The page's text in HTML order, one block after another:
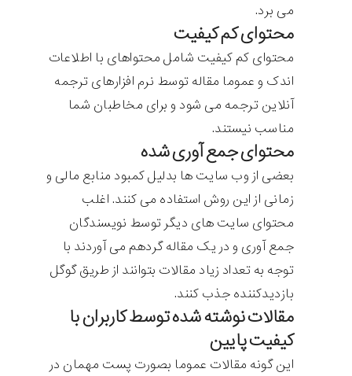
می برد.
محتوای کم کیفیت
محتوای کم کیفیت شامل محتواهای با اطلاعات
اندک و عموما مقاله توسط نرم افزارهای ترجمه
آنلاین ترجمه می شود و برای مخاطبان شما
مناسب نیستند.
محتوای جمع آوری شده
بعضی از وب سایت ها بدلیل کمبود منابع مالی و
زمانی از این روش استفاده می کنند. اغلب
محتوای سایت های دیگر توسط نویسندگان
جمع آوری و در یک مقاله گردهم می آوردند با
توجه به تعداد زیاد مقالات بتوانند از طریق گوگل
بازدیدکننده جذب کنند.
مقالات نوشته شده توسط کاربران با
کیفیت پایین
این گونه مقالات عموما بصورت پست مهمان در